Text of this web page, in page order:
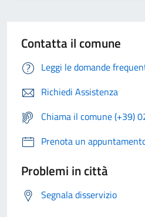
Contatta il comune
Leggi le domande
Richiedi Assistenza
Chiama il comune (+39)
Prenota un
Problemi in città
Segnala disservizio